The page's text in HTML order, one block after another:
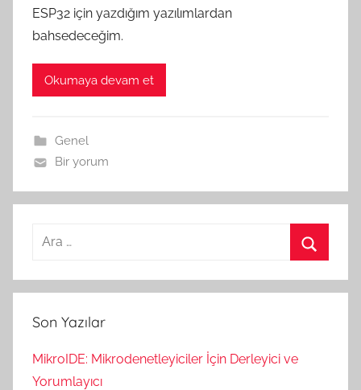
ESP32 için yazdığım yazılımlardan
bahsedeceğim.
Okumaya devam et
Genel
Bir yorum
Arama:
Son Yazılar
MikroIDE: Mikrodenetleyiciler İçin Derleyici ve
Yorumlayıcı